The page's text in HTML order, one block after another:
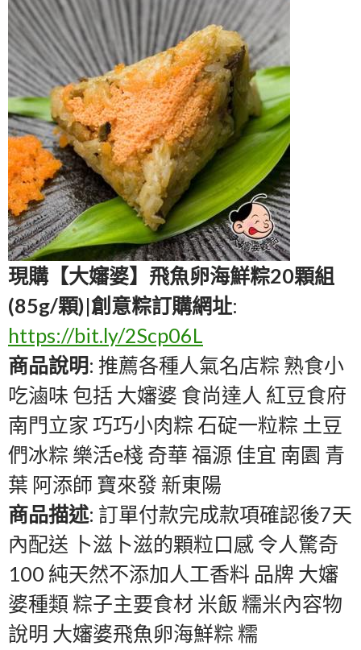
現購【大嬸婆】飛魚卵海鮮粽20顆組
(85g/顆)|創意粽訂購網址:
https://bit.ly/2Scp06L
商品說明: 推薦各種人氣名店粽 熟食小
吃滷味 包括 大嬸婆 食尚達人 紅豆食府
南門立家 巧巧小肉粽 石碇一粒粽 土豆
們冰粽 樂活e棧 奇華 福源 佳宜 南園 青
葉 阿添師 寶來發 新東陽
商品描述: 訂單付款完成款項確認後7天
內配送 卜滋卜滋的顆粒口感 令人驚奇
100 純天然不添加人工香料 品牌 大嬸
婆種類 粽子主要食材 米飯 糯米內容物
說明 大嬸婆飛魚卵海鮮粽 糯